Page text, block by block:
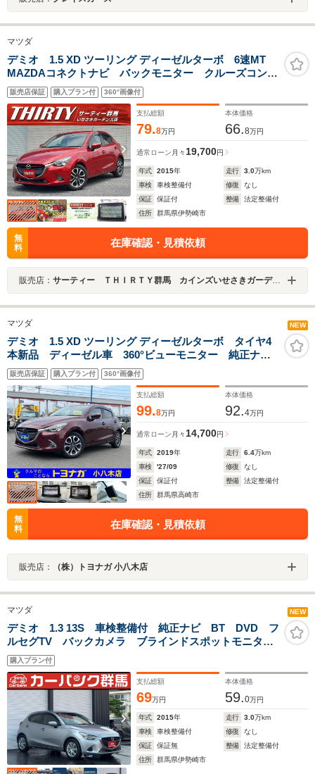
マツダ
デミオ 1.5 XD ツーリング ディーゼルターボ 6速MT
MAZDAコネクトナビ バックモニター クルーズコント
ロール アクティブドライビングディスプレイ ビルト
インETC LEDオートライト レインセンサーワイパ
ー フルセグTV Bluetooth ディーゼルターボ
販売店保証 購入プラン付 360°画像付
支払総額
79.8万円
本体価格
66.8万円
通常ローン 月々 19,700円
年式 2015年 走行 3.0万km
車検
車検整備付 修復
なし
保証
保証付 整備
法定整備付
住所
群馬県伊勢崎市
無
料
在庫確認・見積依頼
販売店： サーティー ＴＨＩＲＴＹ群馬 カインズいせさきガーデンズ店
マツダ NEW
デミオ 1.5 XD ツーリング ディーゼルターボ タイヤ4
本新品 ディーゼル車 360°ビューモニター 純正ナビ
フルセグTV LEDライト フォグ HUD ETC2.0 シー
トヒーター 純正ドラレコ BSM ACC SCBS 車検
R9年9月
販売店保証 購入プラン付 360°画像付
支払総額
99.8万円
本体価格
92.4万円
通常ローン 月々 14,700円
年式 2019年 走行 6.4万km
車検
'27/09 修復
なし
保証
保証付 整備
法定整備付
住所
群馬県高崎市
無
料
在庫確認・見積依頼
販売店： （株）トヨナガ 小八木店
マツダ NEW
デミオ 1.3 13S 車検整備付 純正ナビ BT DVD フ
ルセグTV バックカメラ ブラインドスポットモニタ
ー LEDヘットライト 純正フロアマット・バイザー
購入プラン付
支払総額
69万円
本体価格
59.0万円
年式 2015年 走行 3.0万km
車検
車検整備付 修復
なし
保証
保証無 整備
法定整備付
住所
群馬県伊勢崎市